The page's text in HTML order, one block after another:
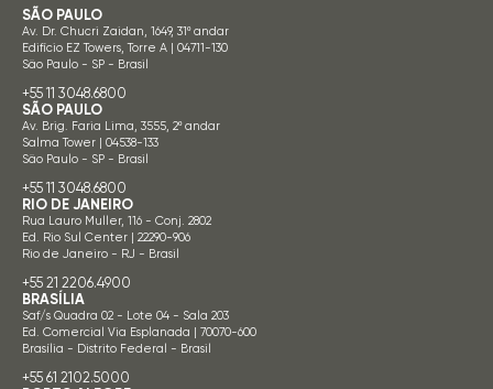
SÃO PAULO
Av. Dr. Chucri Zaidan, 1649, 31º andar
Edifício EZ Towers, Torre A | 04711-130
São Paulo - SP - Brasil
+55 11 3048.6800
SÃO PAULO
Av. Brig. Faria Lima, 3555, 2º andar
Salma Tower | 04538-133
São Paulo - SP - Brasil
+55 11 3048.6800
RIO DE JANEIRO
Rua Lauro Muller, 116 - Conj. 2802
Ed. Rio Sul Center | 22290-906
Rio de Janeiro - RJ - Brasil
+55 21 2206.4900
BRASÍLIA
Saf/s Quadra 02 - Lote 04 - Sala 203
Ed. Comercial Via Esplanada | 70070-600
Brasília - Distrito Federal - Brasil
+55 61 2102.5000